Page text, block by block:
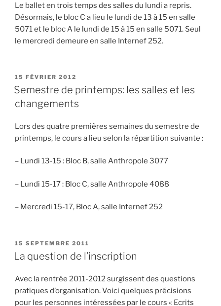
Le ballet en trois temps des salles du lundi a repris.
Désormais, le bloc C a lieu le lundi de 13 à 15 en salle
5071 et le bloc A le lundi de 15 à 15 en salle 5071. Seul
le mercredi demeure en salle Internef 252.
PUBLIÉ
LE
15 FÉVRIER 2012
Semestre de printemps: les salles et les
changements
Lors des quatre premières semaines du semestre de
printemps, le cours a lieu selon la répartition suivante :
– Lundi 13-15 : Bloc B, salle Anthropole 3077
– Lundi 15-17 : Bloc C, salle Anthropole 4088
– Mercredi 15-17, Bloc A, salle Internef 252
PUBLIÉ
LE
15 SEPTEMBRE 2011
La question de l’inscription
Avec la rentrée 2011-2012 surgissent des questions
pratiques d’organisation. Voici quelques précisions
pour les personnes intéressées par le cours « Ecrits